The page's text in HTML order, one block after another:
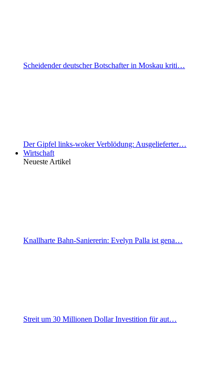
Scheidender deutscher Botschafter in Moskau kriti…
Der Gipfel links-woker Verblödung: Ausgelieferter…
Wirtschaft
Neueste Artikel
Knallharte Bahn-Saniererin: Evelyn Palla ist gena…
Streit um 30 Millionen Dollar Investition für aut…